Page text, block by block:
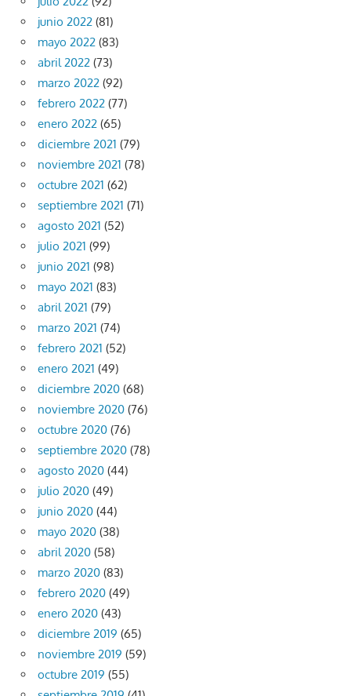
junio 2022 (81)
mayo 2022 (83)
abril 2022 (73)
marzo 2022 (92)
febrero 2022 (77)
enero 2022 (65)
diciembre 2021 (79)
noviembre 2021 (78)
octubre 2021 (62)
septiembre 2021 (71)
agosto 2021 (52)
julio 2021 (99)
junio 2021 (98)
mayo 2021 (83)
abril 2021 (79)
marzo 2021 (74)
febrero 2021 (52)
enero 2021 (49)
diciembre 2020 (68)
noviembre 2020 (76)
octubre 2020 (76)
septiembre 2020 (78)
agosto 2020 (44)
julio 2020 (49)
junio 2020 (44)
mayo 2020 (38)
abril 2020 (58)
marzo 2020 (83)
febrero 2020 (49)
enero 2020 (43)
diciembre 2019 (65)
noviembre 2019 (59)
octubre 2019 (55)